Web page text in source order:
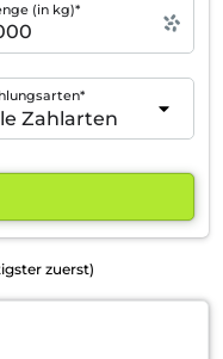
(in kg)*
zuerst)